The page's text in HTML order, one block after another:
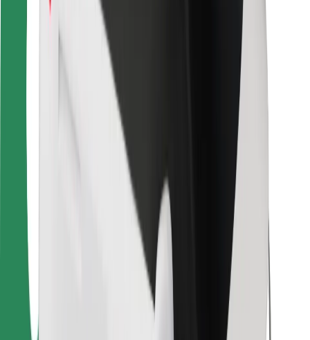
Para passageiros
Para motoristas
Para estafetas
Para gestores de frota
Para restaurantes
Bolt for Business
Termos & Condições
Uma viagem em poucos minutos!